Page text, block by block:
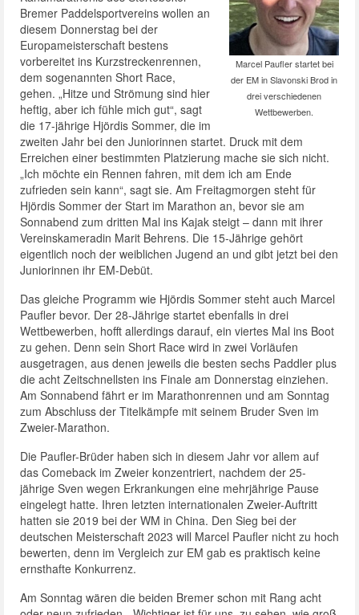
Marcel Paufler startet bei
der EM in Slavonski Brod in
drei verschiedenen
Wettbewerben.
Bremer Paddelsportvereins wollen an
diesem Donnerstag bei der
Europameisterschaft bestens
vorbereitet ins Kurzstreckenrennen,
dem sogenannten Short Race,
gehen. „Hitze und Strömung sind hier
heftig, aber ich fühle mich gut“, sagt
die 17-jährige Hjördis Sommer, die im
zweiten Jahr bei den Juniorinnen startet. Druck mit dem
Erreichen einer bestimmten Platzierung mache sie sich nicht.
„Ich möchte ein Rennen fahren, mit dem ich am Ende
zufrieden sein kann“, sagt sie. Am Freitagmorgen steht für
Hjördis Sommer der Start im Marathon an, bevor sie am
Sonnabend zum dritten Mal ins Kajak steigt – dann mit ihrer
Vereinskameradin Marit Behrens. Die 15-Jährige gehört
eigentlich noch der weiblichen Jugend an und gibt jetzt bei den
Juniorinnen ihr EM-Debüt.
Das gleiche Programm wie Hjördis Sommer steht auch Marcel
Paufler bevor. Der 28-Jährige startet ebenfalls in drei
Wettbewerben, hofft allerdings darauf, ein viertes Mal ins Boot
zu gehen. Denn sein Short Race wird in zwei Vorläufen
ausgetragen, aus denen jeweils die besten sechs Paddler plus
die acht Zeitschnellsten ins Finale am Donnerstag einziehen.
Am Sonnabend fährt er im Marathonrennen und am Sonntag
zum Abschluss der Titelkämpfe mit seinem Bruder Sven im
Zweier-Marathon.
Die Paufler-Brüder haben sich in diesem Jahr vor allem auf
das Comeback im Zweier konzentriert, nachdem der 25-
jährige Sven wegen Erkrankungen eine mehrjährige Pause
eingelegt hatte. Ihren letzten internationalen Zweier-Auftritt
hatten sie 2019 bei der WM in China. Den Sieg bei der
deutschen Meisterschaft 2023 will Marcel Paufler nicht zu hoch
bewerten, denn im Vergleich zur EM gab es praktisch keine
ernsthafte Konkurrenz.
Am Sonntag wären die beiden Bremer schon mit Rang acht